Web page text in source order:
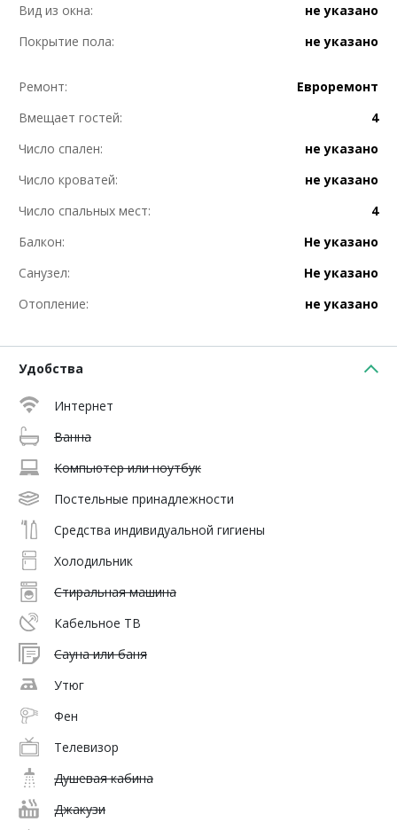
Вид из окна:
не указано
Покрытие пола:
не указано
Ремонт:
Евроремонт
Вмещает гостей:
4
Число спален:
не указано
Число кроватей:
не указано
Число спальных мест:
4
Балкон:
Не указано
Санузел:
Не указано
Отопление:
не указано
Удобства
Интернет
Ванна
Компьютер или ноутбук
Постельные принадлежности
Средства индивидуальной гигиены
Холодильник
Стиральная машина
Кабельное ТВ
Сауна или баня
Утюг
Фен
Телевизор
Душевая кабина
Джакузи